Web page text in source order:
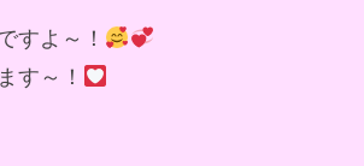
すよ～！
す～！